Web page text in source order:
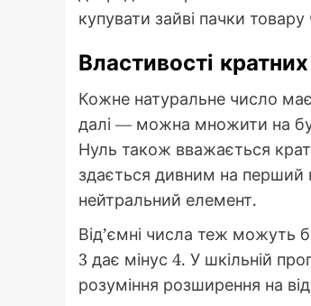
купувати зайві пачки товару
Властивості
Кожне натуральне число має
далі — можна множити на
Нуль також вважається
здається дивним на перший
нейтральний елемент.
Від’ємні числа теж можуть
3 дає мінус 4. У шкільній
розуміння розширення на